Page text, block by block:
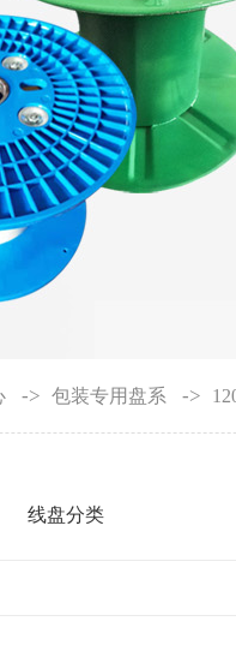
-> 包装专用盘系 ->
线盘分类